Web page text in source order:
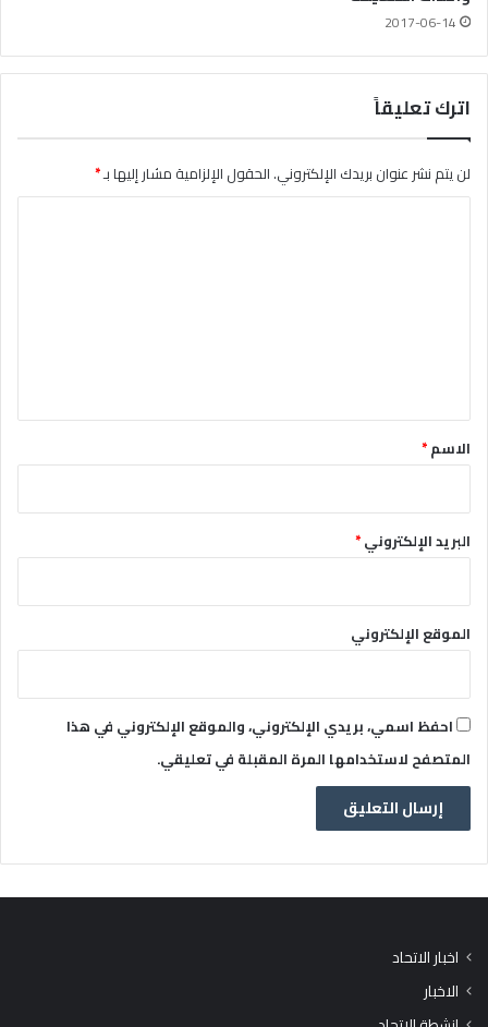
2017-06-14
اترك تعليقاً
لن يتم نشر عنوان بريدك الإلكتروني.الحقول الإلزامية مشار إليها بـ*
*الاسم*
البريد الإلكتروني*
الموقع الإلكتروني
احفظ اسمي، بريدي الإلكتروني، والموقع الإلكتروني في هذا
المتصفح لاستخدامها المرة المقبلة في تعليقي.
اخبار الاتحاد
الاخبار